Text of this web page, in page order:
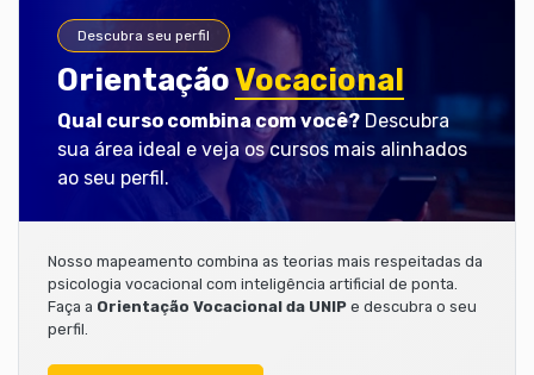
Descubra seu perfil
OrientaçãoVocacional
Qual curso combina com você? Descubra
sua área ideal e veja os cursos mais alinhados
ao seu perfil.
Nosso mapeamento combina as teorias mais respeitadas da
psicologia vocacional com inteligência artificial de ponta.
Faça a Orientação Vocacional da UNIP e descubra o seu
perfil.